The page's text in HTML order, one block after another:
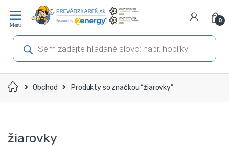
navigáciu
obsah
0
Products
search
Domov Obchod Produkty so značkou “žiarovky”
žiarovky